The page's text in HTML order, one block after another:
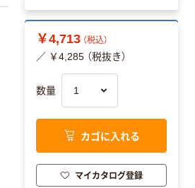
￥4,713 （税込）
／ ￥4,285 （税抜き）
数量
カゴに入れる
マイカタログ登録